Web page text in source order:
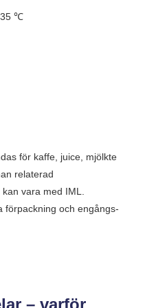
℃
för kaffe, juice, mjölkte
relaterad
vara med IML.
förpackning och engångs-
– varför